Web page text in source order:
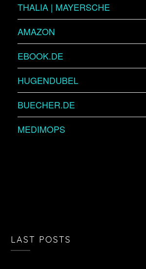
THALIA | MAYERSCHE
AMAZON
EBOOK.DE
HUGENDUBEL
BUECHER.DE
MEDIMOPS
LAST POSTS